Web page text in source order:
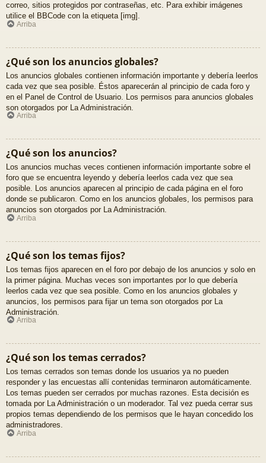
correo, sitios protegidos por contraseñas, etc. Para exhibir imágenes
utilice el BBCode con la etiqueta [img].
Arriba
¿Qué son los anuncios globales?
Los anuncios globales contienen información importante y debería leerlos
cada vez que sea posible. Éstos aparecerán al principio de cada foro y
en el Panel de Control de Usuario. Los permisos para anuncios globales
son otorgados por La Administración.
Arriba
¿Qué son los anuncios?
Los anuncios muchas veces contienen información importante sobre el
foro que se encuentra leyendo y debería leerlos cada vez que sea
posible. Los anuncios aparecen al principio de cada página en el foro
donde se publicaron. Como en los anuncios globales, los permisos para
anuncios son otorgados por La Administración.
Arriba
¿Qué son los temas fijos?
Los temas fijos aparecen en el foro por debajo de los anuncios y solo en
la primer página. Muchas veces son importantes por lo que debería
leerlos cada vez que sea posible. Como en los anuncios globales y
anuncios, los permisos para fijar un tema son otorgados por La
Administración.
Arriba
¿Qué son los temas cerrados?
Los temas cerrados son temas donde los usuarios ya no pueden
responder y las encuestas allí contenidas terminaron automáticamente.
Los temas pueden ser cerrados por muchas razones. Esta decisión es
tomada por La Administración o un moderador. Tal vez pueda cerrar sus
propios temas dependiendo de los permisos que le hayan concedido los
administradores.
Arriba